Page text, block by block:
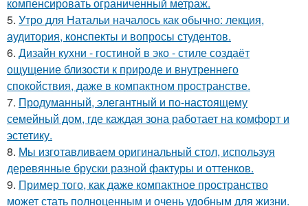
5. Утро для Натальи началось как обычно: лекция,
аудитория, конспекты и вопросы студентов.
6. Дизайн кухни - гостиной в эко - стиле создаёт
ощущение близости к природе и внутреннего
спокойствия, даже в компактном пространстве.
7. Продуманный, элегантный и по-настоящему
семейный дом, где каждая зона работает на комфорт и
эстетику.
8. Мы изготавливаем оригинальный стол, используя
деревянные бруски разной фактуры и оттенков.
9. Пример того, как даже компактное пространство
может стать полноценным и очень удобным для жизни.